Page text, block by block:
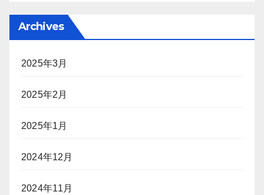
Archives
2025年3月
2025年2月
2025年1月
2024年12月
2024年11月